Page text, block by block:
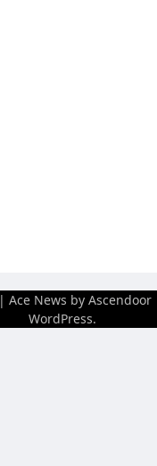
| Ace News by Ascendoor
WordPress.